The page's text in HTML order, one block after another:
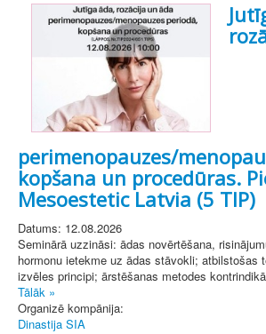
perimenopauzes/
kopšana un procedūras.
Mesoestetic Latvia (5 TIP)
Datums: 12.08.2026
Seminārā uzzināsi: ādas novērtēšana,
hormonu ietekme uz ādas stāvokli; atbilstošas
izvēles principi; ārstēšanas metodes
Tālāk »
Organizē kompānija:
Dinastija SIA